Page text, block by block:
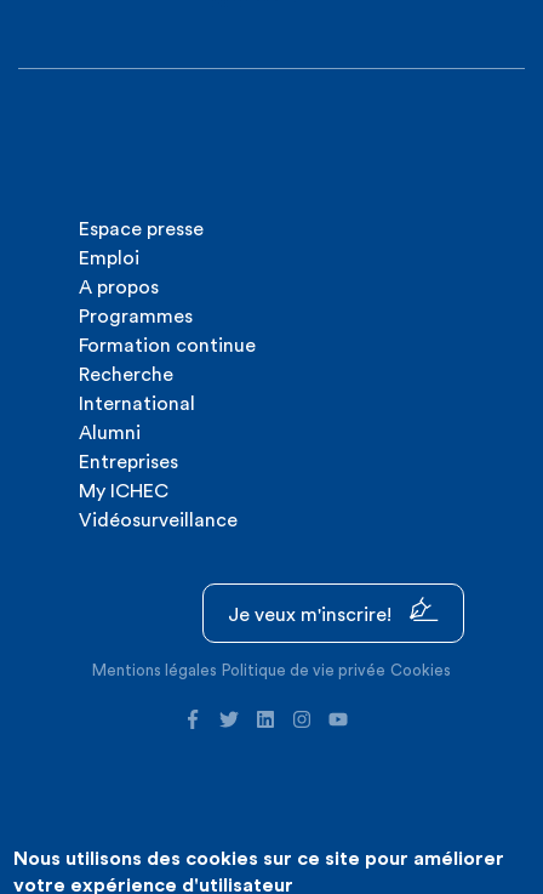
Espace presse
Emploi
A propos
Programmes
Formation continue
Recherche
International
Alumni
Entreprises
My ICHEC
Vidéosurveillance
Je veux m'inscrire!
Mentions légales Politique de vie privée Cookies
©2026 ICHEC |Création de site internet : Expansion
Nous utilisons des cookies sur ce site pour améliorer
votre expérience d'utilisateur